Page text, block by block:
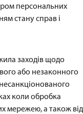
персональних
стану справ і
заходів щодо
або незаконного
коли обробка
мережею, а також від